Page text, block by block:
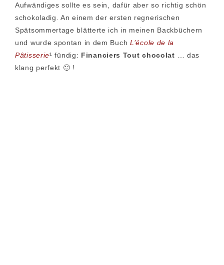
Aufwändiges sollte es sein, dafür aber so richtig schön
schokoladig. An einem der ersten regnerischen
Spätsommertage blätterte ich in meinen Backbüchern
und wurde spontan in dem Buch L’école de la
Pâtisserie¹ fündig: Financiers Tout chocolat … das
klang perfekt 🙂 !